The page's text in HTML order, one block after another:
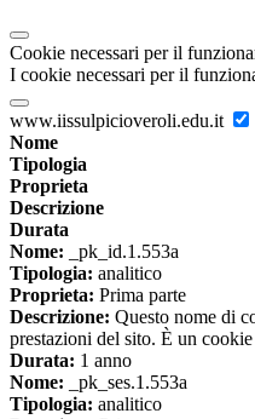
Cookie necessari per il
I cookie necessari per il
www.iissulpicioveroli.edu.it
Nome
Tipologia
Proprieta
Descrizione
Durata
Nome: _pk_id.1.553a
Tipologia: analitico
Proprieta: Prima parte
Descrizione: Questo nome di
prestazioni del sito. È un
Durata: 1 anno
Nome: _pk_ses.1.553a
Tipologia: analitico